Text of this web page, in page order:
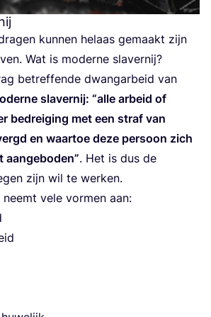
kun­nen helaas gemaakt zijn
Wat is moder­ne sla­ver­nij?
betref­fen­de dwang­ar­beid van
sla­ver­nij: “alle arbeid of
bedrei­ging met een straf van
en waar­toe deze per­soon zich
aan­ge­bo­den”. Het is dus de
zijn wil te werken.
vele vor­men aan: